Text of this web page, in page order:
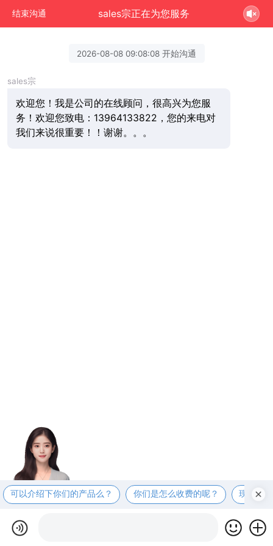
结束沟通 sales宗正在为您服务
2026-08-08 09:08:08 开始沟通
sales宗
欢迎您！我是公司的在线顾问，很高兴为您服
务！欢迎您致电：13964133822，您的来电对
我们来说很重要！！谢谢。。。
可以介绍下你们的产品么？ 你们是怎么收费的呢？ 现在有